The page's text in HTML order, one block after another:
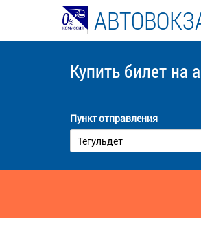
Купить билет на
Пункт отправления